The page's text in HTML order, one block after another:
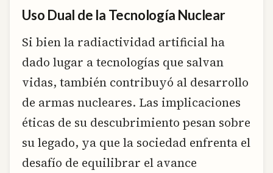
Uso Dual de la Tecnología Nuclear
Si bien la radiactividad artificial ha
dado lugar a tecnologías que salvan
vidas, también contribuyó al desarrollo
de armas nucleares. Las implicaciones
éticas de su descubrimiento pesan sobre
su legado, ya que la sociedad enfrenta el
desafío de equilibrar el avance